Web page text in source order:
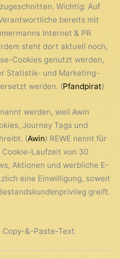
Wichtig: Auf
bereits mit
Internet & PR
steht dort aktuell noch,
Cookies genutzt werden,
Statistik- und Marketing-
werden. (Pfandpirat)
werden, weil Awin
Journey Tags und
(Awin) REWE nennt für
Laufzeit von 30
Aktionen und werbliche E-
eine Einwilligung, soweit
greift.
&-Paste-Text.